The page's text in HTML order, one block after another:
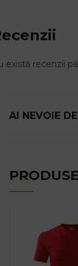
există recenzii
AI NEVOIE